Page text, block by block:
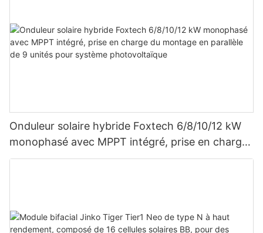
Onduleur solaire hybride Foxtech 6/8/10/12 kW
monophasé avec MPPT intégré, prise en charge
du montage en parallèle de 9 unités pour